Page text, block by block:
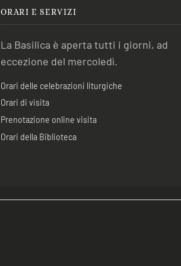
ORARI E SERVIZI
La Basilica è aperta tutti i giorni, ad
eccezione del mercoledì.
Orari delle celebrazioni liturgiche
Orari di visita
Prenotazione online visita
Orari della Biblioteca